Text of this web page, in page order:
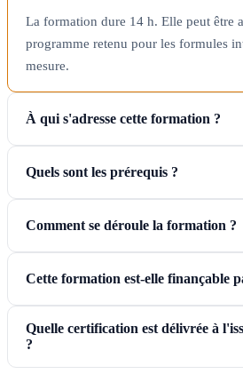
La formation dure 14 h. Elle peut être
programme retenu pour les formules
mesure.
À qui s'adresse cette formation ?
Quels sont les prérequis ?
Comment se déroule la formation ?
Cette formation est-elle finançable
Quelle certification est délivrée à
?